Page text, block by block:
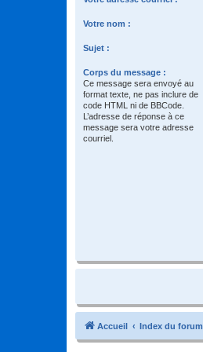
Votre nom :
Sujet :
Corps du message :
Ce message sera envoyé au
format texte, ne pas inclure de
code HTML ni de BBCode.
L’adresse de réponse à ce
message sera votre adresse
courriel.
Accueil Index du forum